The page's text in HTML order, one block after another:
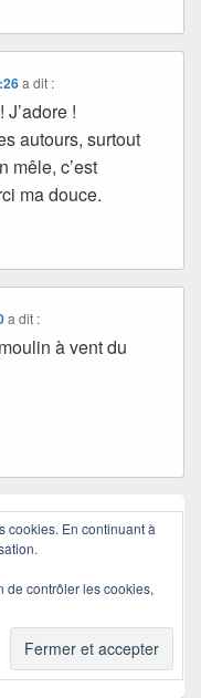
a dit :
!
autours, surtout
mêle, c’est
ma douce.
a dit :
à vent du
cookies. En continuant à
de contrôler les cookies,